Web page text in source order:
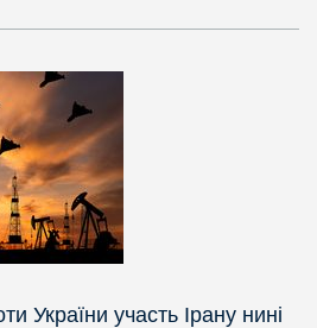
України участь Ірану нині